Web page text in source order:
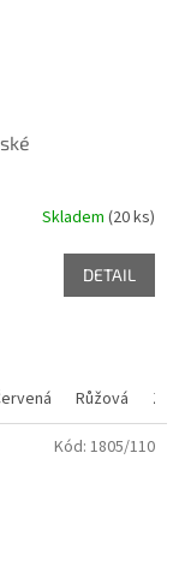
Skladem (20 ks)
DETAIL
Růžová
Kód: 1805/110